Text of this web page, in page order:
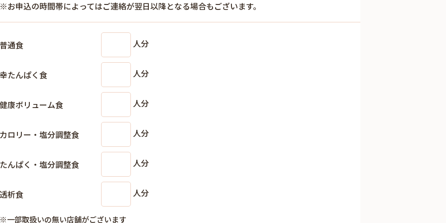
※お申込の時間帯によってはご連絡が翌日以降となる場合もございます。
普通食 人分
幸たんぱく食 人分
健康ボリューム食 人分
カロリー・塩分調整食 人分
たんぱく・塩分調整食 人分
透析食 人分
※一部取扱いの無い店舗がございます